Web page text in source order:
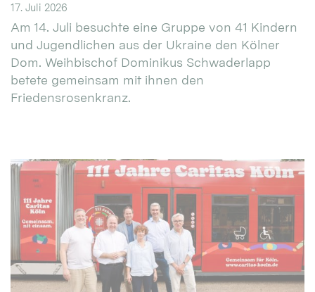
17. Juli 2026
Am 14. Juli besuchte eine Gruppe von 41 Kindern
und Jugendlichen aus der Ukraine den Kölner
Dom. Weihbischof Dominikus Schwaderlapp
betete gemeinsam mit ihnen den
Friedensrosenkranz.